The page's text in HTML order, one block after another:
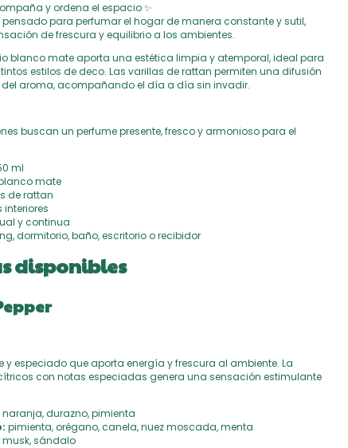
y ordena el espacio ✨
pensado para perfumar el hogar de manera constante y sutil,
de frescura y equilibrio a los ambientes.
blanco mate aporta una estética limpia y atemporal, ideal para
estilos de deco. Las varillas de rattan permiten una difusión
aroma, acompañando el día a día sin invadir.
buscan un perfume presente, fresco y armonioso para el
ml
mate
de rattan
interiores
y continua
dormitorio, baño, escritorio o recibidor
disponibles
y especiado que aporta energía y frescura al ambiente. La
con notas especiadas genera una sensación estimulante
naranja, durazno, pimienta
pimienta, orégano, canela, nuez moscada, menta
musk, sándalo